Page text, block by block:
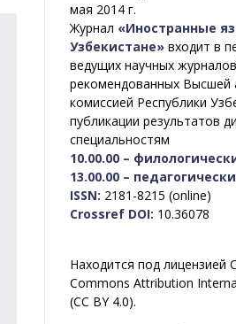
мая 2014 г.
Журнал «Иностранные
Узбекистане»входит в
ведущих научных
рекомендованных Высшей
комиссией Республики
публикации результатов
специальностям
10.00.00 –
13.00.00 –
ISSN: 2181-8215 (online)
Crossref DOI: 10.36078
Находится под лицензией
Commons Attribution
(CC BY 4.0).